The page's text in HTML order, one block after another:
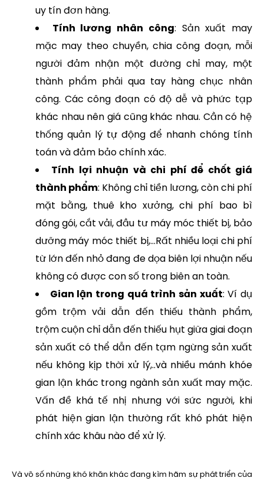
uy tín đơn hàng.
Tính lương nhân công: Sản xuất may
mặc may theo chuyền, chia công đoạn, mỗi
người đảm nhận một đường chỉ may, một
thành phẩm phải qua tay hàng chục nhân
công. Các công đoạn có độ dễ và phức tạp
khác nhau nên giá cũng khác nhau. Cần có hệ
thống quản lý tự động để nhanh chóng tính
toán và đảm bảo chính xác.
Tính lợi nhuận và chi phí để chốt giá
thành phẩm: Không chỉ tiền lương, còn chi phí
mặt bằng, thuê kho xưởng, chi phí bao bì
đóng gói, cắt vải, đầu tư máy móc thiết bị, bảo
dưỡng máy móc thiết bị,…Rất nhiều loại chi phí
từ lớn đến nhỏ đang đe dọa biên lợi nhuận nếu
không có được con số trong biên an toàn.
Gian lận trong quá trình sản xuất: Ví dụ
gồm trộm vải dẫn đến thiếu thành phẩm,
trộm cuộn chỉ dẫn đến thiếu hụt giữa giai đoạn
sản xuất có thể dẫn đến tạm ngừng sản xuất
nếu không kịp thời xử lý,..và nhiều mánh khóe
gian lận khác trong ngành sản xuất may mặc.
Vấn đề khá tế nhị nhưng với sức người, khi
phát hiện gian lận thường rất khó phát hiện
chính xác khâu nào để xử lý.
Và vô số những khó khăn khác đang kìm hãm sự phát triển của